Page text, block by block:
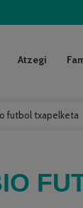
futbol txapelketa
Atzegi